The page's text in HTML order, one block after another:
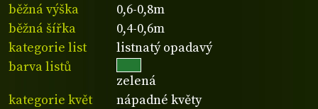
běžná výška
0,6-0,8m
běžná šířka
0,4-0,6m
kategorie list
listnatý opadavý
barva listů
zelená
kategorie květ
nápadné květy